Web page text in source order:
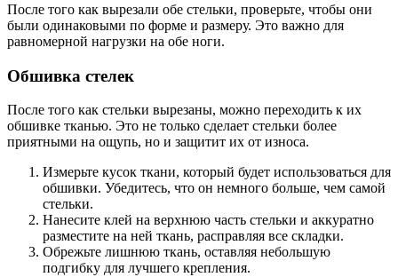
После того как вырезали обе стельки, проверьте, чтобы они
были одинаковыми по форме и размеру. Это важно для
равномерной нагрузки на обе ноги.
Обшивка стелек
После того как стельки вырезаны, можно переходить к их
обшивке тканью. Это не только сделает стельки более
приятными на ощупь, но и защитит их от износа.
Измерьте кусок ткани, который будет использоваться для
обшивки. Убедитесь, что он немного больше, чем самой
стельки.
Нанесите клей на верхнюю часть стельки и аккуратно
разместите на ней ткань, расправляя все складки.
Обрежьте лишнюю ткань, оставляя небольшую
подгибку для лучшего крепления.